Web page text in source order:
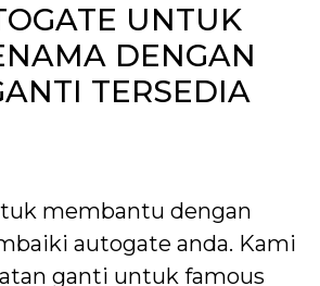
UNTUK
DENGAN
TERSEDIA
membantu dengan
autogate anda. Kami
ganti untuk famous